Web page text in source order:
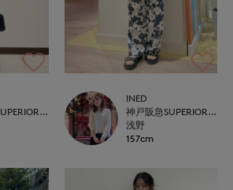
盛岡川徳SUPERIOR CLOSET
INED
神戸阪急SUPERIORCLOSET
浅野
157cm